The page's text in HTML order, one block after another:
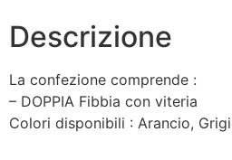
Descrizione
La confezione comprende :
– DOPPIA Fibbia con viteria
Colori disponibili : Arancio,